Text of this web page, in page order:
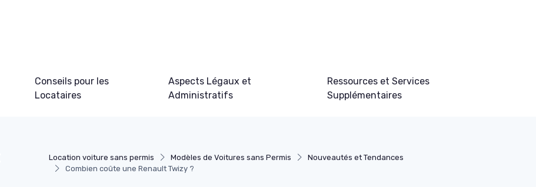
Conseils pour les
Locataires
Aspects Légaux et
Administratifs
Ressources et Services
Supplémentaires
Location voiture sans permis Modèles de Voitures sans Permis
Nouveautés et Tendances
Combien coûte une Renault Twizy ?